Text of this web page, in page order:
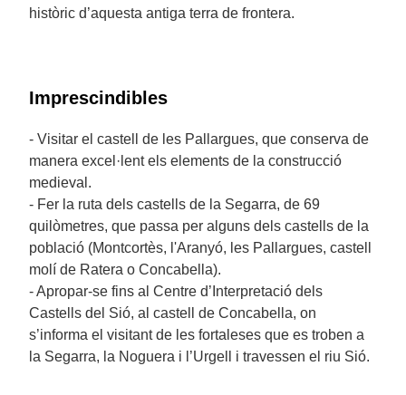
històric d’aquesta antiga terra de frontera.
Imprescindibles
- Visitar el castell de les Pallargues, que conserva de
manera excel·lent els elements de la construcció
medieval.
- Fer la ruta dels castells de la Segarra, de 69
quilòmetres, que passa per alguns dels castells de la
població (Montcortès, l'Aranyó, les Pallargues, castell
molí de Ratera o Concabella).
- Apropar-se fins al Centre d’Interpretació dels
Castells del Sió, al castell de Concabella, on
s’informa el visitant de les fortaleses que es troben a
la Segarra, la Noguera i l’Urgell i travessen el riu Sió.